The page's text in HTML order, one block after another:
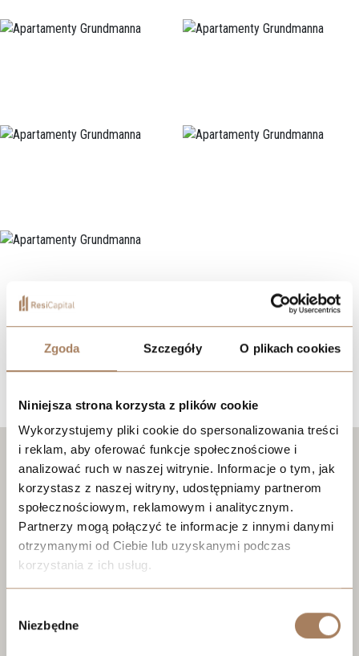
Zgoda Szczegóły O plikach cookies
Niniejsza strona korzysta z plików cookie
Wykorzystujemy pliki cookie do spersonalizowania treści
i reklam, aby oferować funkcje społecznościowe i
analizować ruch w naszej witrynie. Informacje o tym, jak
korzystasz z naszej witryny, udostępniamy partnerom
społecznościowym, reklamowym i analitycznym.
Partnerzy mogą połączyć te informacje z innymi danymi
otrzymanymi od Ciebie lub uzyskanymi podczas
korzystania z ich usług.
process your information.
zgody
Niezbędne
Lokalizacja